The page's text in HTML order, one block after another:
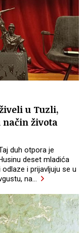
živeli u Tuzli,
života
duh otpora je
deset mladića
i prijavljuju se u
na…